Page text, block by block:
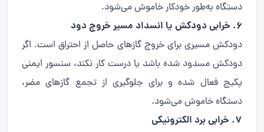
دستگاه به‌طور خودکار خاموش می‌شود.
۶. خرابی دودکش یا انسداد مسیر خروج دود
دودکش مسیری برای خروج گازهای حاصل از احتراق است. اگر
دودکش مسدود شده باشد یا درست کار نکند، سنسور ایمنی
پکیج فعال شده و برای جلوگیری از تجمع گازهای مضر،
دستگاه خاموش می‌شود.
۷. خرابی برد الکترونیکی